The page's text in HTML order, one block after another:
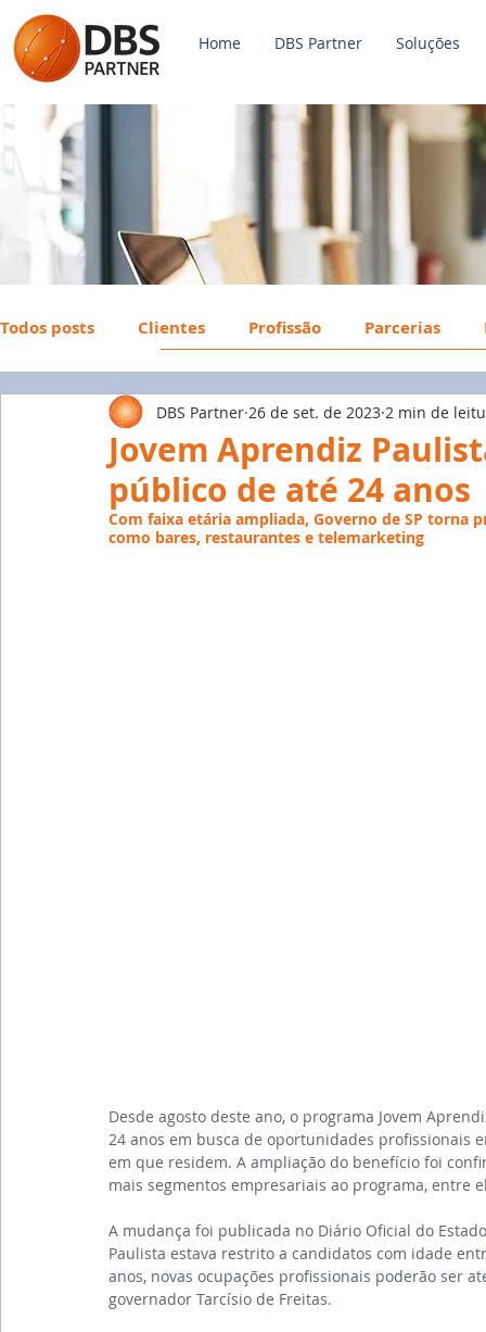
Home DBS Partner Soluções
Todos posts Clientes Profissão Parcerias
FGTS Mercado de Trabalho
Avaliação de Desempenho
Jovem Aprendiz
público de até 24 anos
DBS Partner 26 de set. de 2023 2 min de
Com faixa etária ampliada, Governo de SP torna
como bares, restaurantes e telemarketing
Desde agosto deste ano, o programa Jovem
24 anos em busca de oportunidades profissionais
em que residem. A ampliação do benefício foi
mais segmentos empresariais ao programa, entre
A mudança foi publicada no Diário Oficial do
Paulista estava restrito a candidatos com idade
anos, novas ocupações profissionais poderão ser
governador Tarcísio de Freitas.